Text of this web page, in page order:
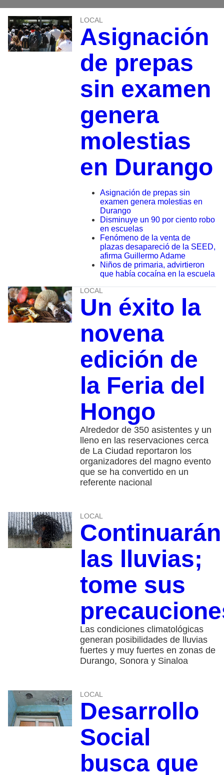
LOCAL
Asignación
de prepas
sin examen
genera
molestias
en Durango
Asignación de prepas sin
examen genera molestias en
Durango
Disminuye un 90 por ciento robo
en escuelas
Fenómeno de la venta de
plazas desapareció de la SEED,
afirma Guillermo Adame
Niños de primaria, advirtieron
que había cocaína en la escuela
LOCAL
Un éxito la
novena
edición de
la Feria del
Hongo
Alrededor de 350 asistentes y un
lleno en las reservaciones cerca
de La Ciudad reportaron los
organizadores del magno evento
que se ha convertido en un
referente nacional
LOCAL
Continuarán
las lluvias;
tome sus
Las condiciones climatológicas
generan posibilidades de lluvias
fuertes y muy fuertes en zonas de
Durango, Sonora y Sinaloa
LOCAL
Desarrollo
Social
busca que